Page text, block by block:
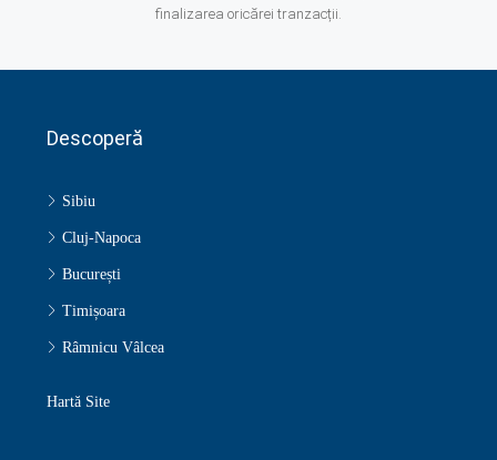
finalizarea oricărei tranzacții.
Descoperă
Sibiu
Cluj-Napoca
București
Timișoara
Râmnicu Vâlcea
Hartă Site